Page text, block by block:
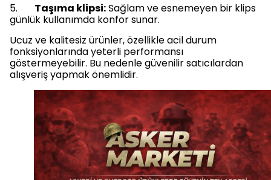
5. Taşıma klipsi:Sağlam ve esnemeyen bir klips
günlük kullanımda konfor sunar.
Ucuz ve kalitesiz ürünler, özellikle acil durum
fonksiyonlarında yeterli performansı
göstermeyebilir. Bu nedenle güvenilir satıcılardan
alışveriş yapmak önemlidir.